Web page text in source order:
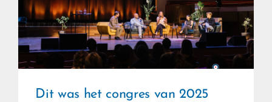
Dit was het congres van 2025